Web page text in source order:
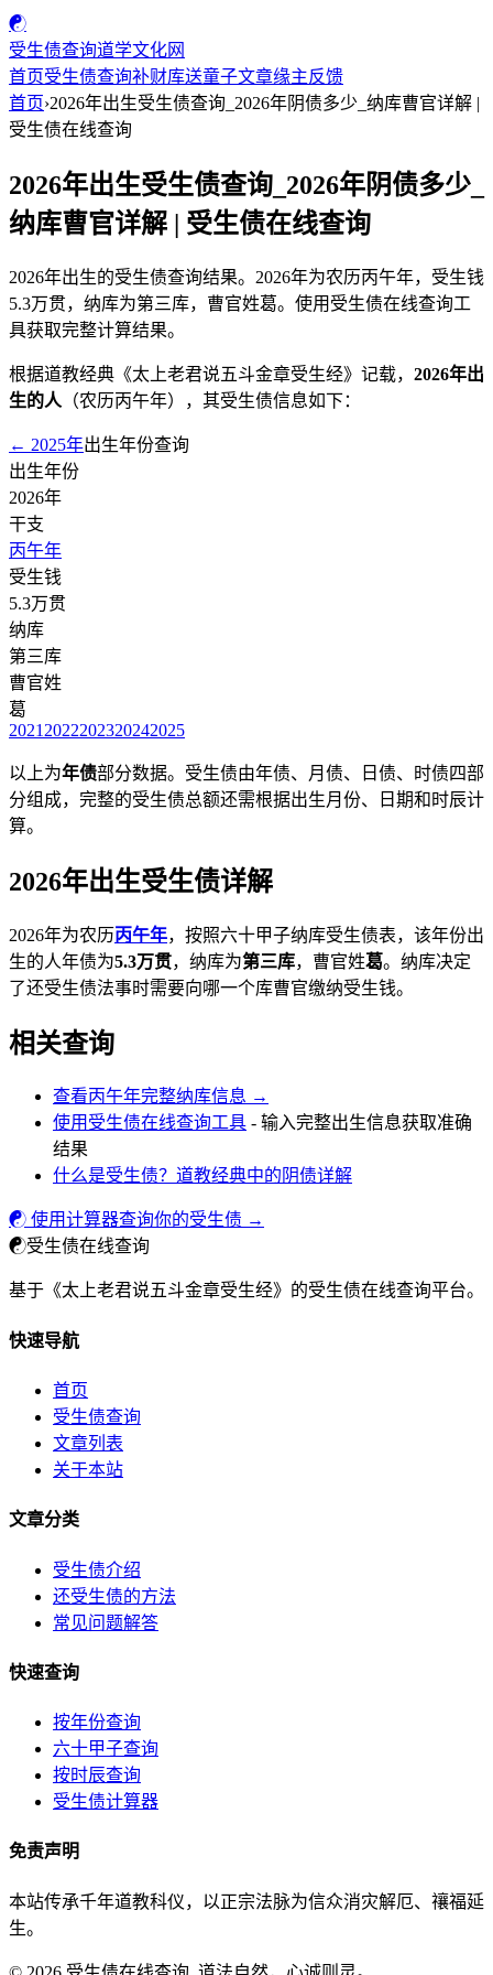
☯
受生债查询道学文化网
首页受生债查询补财库送童子文章缘主反馈
首页›2026年出生受生债查询_2026年阴债多少_纳库曹官详解 |
受生债在线查询
2026年出生受生债查询_2026年阴债多少_
纳库曹官详解 | 受生债在线查询
2026年出生的受生债查询结果。2026年为农历丙午年，受生钱
5.3万贯，纳库为第三库，曹官姓葛。使用受生债在线查询工
具获取完整计算结果。
根据道教经典《太上老君说五斗金章受生经》记载， 2026年出
生的人 （农历丙午年），其受生债信息如下：
← 2025年出生年份查询
出生年份
2026年
干支
丙午年
受生钱
5.3万贯
纳库
第三库
曹官姓
葛
2021 2022202320242025
以上为年债部分数据。受生债由年债、月债、日债、时债四部
分组成，完整的受生债总额还需根据出生月份、日期和时辰计
算。
2026年出生受生债详解
2026年为农历丙午年，按照六十甲子纳库受生债表，该年份出
生的人年债为5.3万贯，纳库为第三库，曹官姓葛。纳库决定
了还受生债法事时需要向哪一个库曹官缴纳受生钱。
相关查询
查看丙午年完整纳库信息 →
使用受生债在线查询工具 - 输入完整出生信息获取准确
结果
什么是受生债？道教经典中的阴债详解
☯ 使用计算器查询你的受生债 →
☯受生债在线查询
基于《太上老君说五斗金章受生经》的受生债在线查询平台。
快速导航
首页
受生债查询
文章列表
关于本站
文章分类
受生债介绍
还受生债的方法
常见问题解答
快速查询
按年份查询
六十甲子查询
按时辰查询
受生债计算器
免责声明
本站传承千年道教科仪，以正宗法脉为信众消灾解厄、禳福延
生。